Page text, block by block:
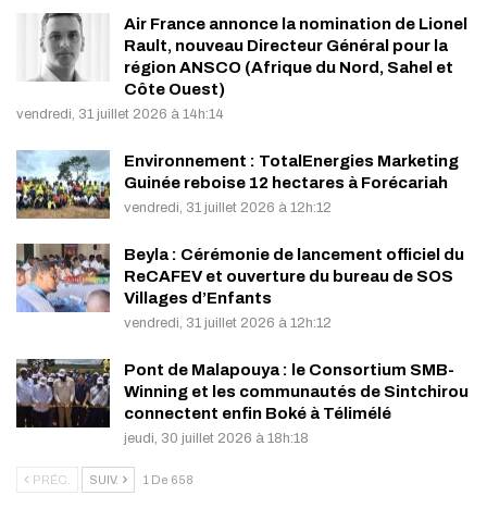
Air France annonce la nomination de Lionel
Rault, nouveau Directeur Général pour la
région ANSCO (Afrique du Nord, Sahel et
Côte Ouest)
vendredi, 31 juillet 2026 à 14h:14
Environnement : TotalEnergies Marketing
Guinée reboise 12 hectares à Forécariah
vendredi, 31 juillet 2026 à 12h:12
Beyla : Cérémonie de lancement officiel du
ReCAFEV et ouverture du bureau de SOS
Villages d’Enfants
vendredi, 31 juillet 2026 à 12h:12
Pont de Malapouya : le Consortium SMB-
Winning et les communautés de Sintchirou
connectent enfin Boké à Télimélé
jeudi, 30 juillet 2026 à 18h:18
PRÉC. SUIV. 1 De 658